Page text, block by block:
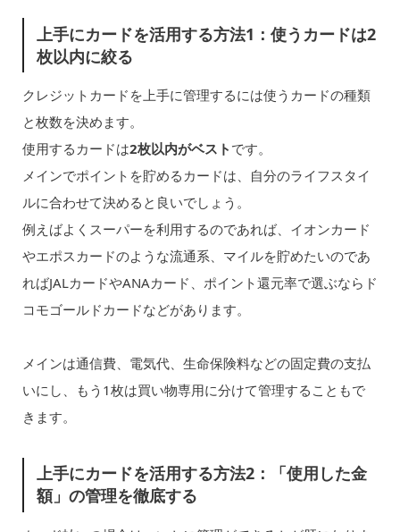
上手にカードを活用する方法1：使うカードは2
枚以内に絞る
クレジットカードを上手に管理するには使うカードの種類
と枚数を決めます。
使用するカードは2枚以内がベスト です。
メインでポイントを貯めるカードは、自分のライフスタイ
ルに合わせて決めると良いでしょう。
例えばよくスーパーを利用するのであれば、イオンカード
やエポスカードのような流通系、マイルを貯めたいのであ
ればJALカードやANAカード、ポイント還元率で選ぶならド
コモゴールドカードなどがあります。
メインは通信費、電気代、生命保険料などの固定費の支払
いにし、もう1枚は買い物専用に分けて管理することもで
きます。
上手にカードを活用する方法2：「使用した金
額」の管理を徹底する